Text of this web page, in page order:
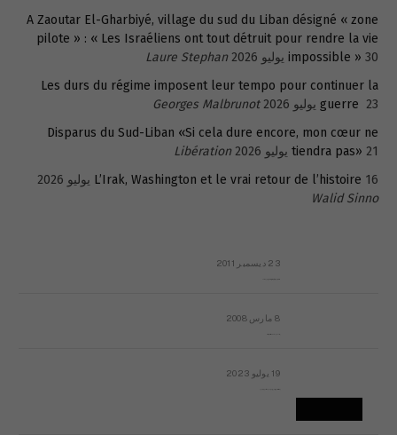
A Zaoutar El-Gharbiyé, village du sud du Liban désigné « zone
pilote » : « Les Israéliens ont tout détruit pour rendre la vie
impossible » 30 يوليو 2026
Laure Stephan
Les durs du régime imposent leur tempo pour continuer la
guerre 23 يوليو 2026
Georges Malbrunot
Disparus du Sud-Liban «Si cela dure encore, mon cœur ne
tiendra pas» 21 يوليو 2026
Libération
L’Irak, Washington et le vrai retour de l’histoire 16 يوليو 2026
Walid Sinno
23 ديسمبر 2011
8 مارس 2008
19 يوليو 2023